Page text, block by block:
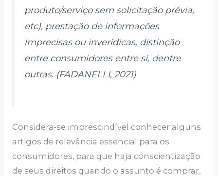
produto/serviço sem solicitação prévia,
etc), prestação de informações
imprecisas ou inverídicas, distinção
entre consumidores entre si, dentre
outras. (FADANELLI, 2021)
Considera-se imprescindível conhecer alguns
artigos de relevância essencial para os
consumidores, para que haja conscientização
de seus direitos quando o assunto é comprar,